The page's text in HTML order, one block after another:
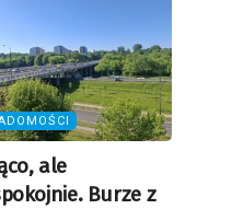
ale
Burze z